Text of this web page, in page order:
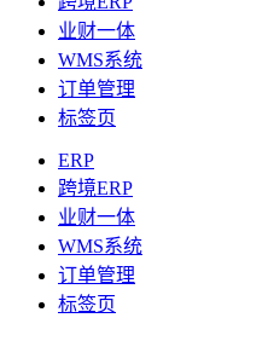
业财一体
WMS系统
订单管理
标签页
ERP
跨境ERP
业财一体
WMS系统
订单管理
标签页